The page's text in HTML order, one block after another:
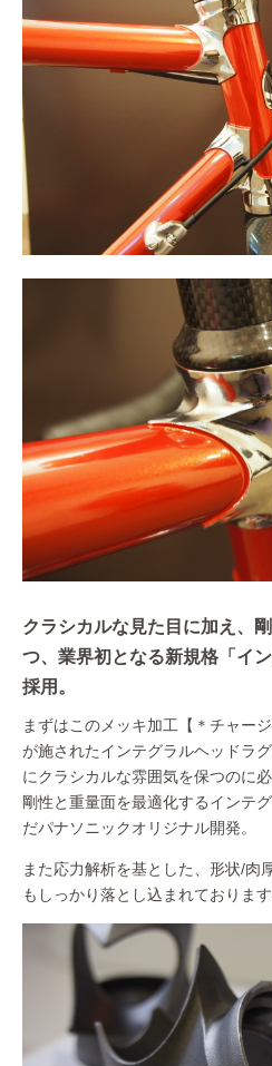
クラシカルな見た目に加え、
つ、業界初となる新規格「イ
採用。
まずはこのメッキ加工【＊チャー
が施されたインテグラルヘッドラ
にクラシカルな雰囲気を保つのに必
剛性と重量面を最適化するインテ
だパナソニックオリジナル開発。
また応力解析を基とした、形状/肉
もしっかり落とし込まれております